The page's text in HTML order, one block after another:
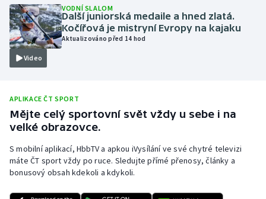
Olympijské hry
Parasport
Plavání
Ragby
Rychlobruslení
Rychlostní kanoistika
Video
VODNÍ SLALOM
Další juniorská medaile a hned zlatá.
Kočířová je mistryní Evropy na kajaku
Aktualizováno před 14 hod
APLIKACE ČT SPORT
Mějte celý sportovní svět vždy u sebe i na
velké obrazovce.
S mobilní aplikací, HbbTV a apkou iVysílání ve své chytré televizi
máte ČT sport vždy po ruce. Sledujte přímé přenosy, články a
bonusový obsah kdekoli a kdykoli.